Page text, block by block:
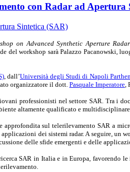
con Radar ad Apertura
on Advanced Synthetic Aperture
del workshop sarà Palazzo Pacanowski,
, dall’Università degli Studi di Napoli
organizzatore il dott. Pasquale Imperatore
professionisti nel settore SAR. Tra i
altamente qualificato e multidisciplinare.
sul telerilevamento SAR a
dei sistemi radar. A seguire, un
delle sfide emergenti e delle
SAR in Italia e in Europa,